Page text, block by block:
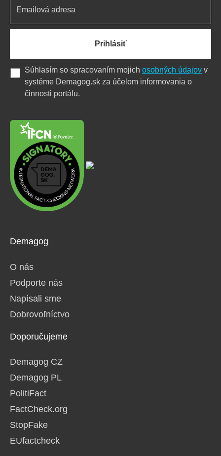
Demagog
O nás
Podporte nás
Napísali sme
Dobrovoľníctvo
Doporučujeme
Demagog CZ
Demagog PL
PolitiFact
FactCheck.org
StopFake
EUfactcheck
Prihlásiť
Súhlasím so spracovaním mojich osobných údajov v
systéme Demagog.sk za účelom informovania o
činnosti portálu.